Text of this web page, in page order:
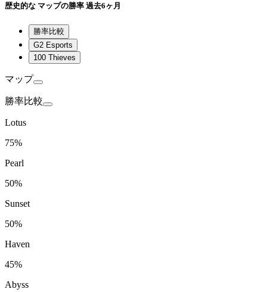
歴史的な マップの勝率 過去6ヶ月
勝率比較
G2 Esports
100 Thieves
マップ
勝率比較
Lotus
75%
Pearl
50%
Sunset
50%
Haven
45%
Abyss